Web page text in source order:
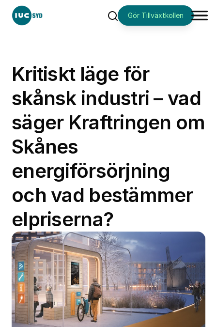
SökGör Tillväxtkollen
Kritiskt läge för
skånsk industri – vad
säger Kraftringen om
Skånes
energiförsörjning
och vad bestämmer
elpriserna?